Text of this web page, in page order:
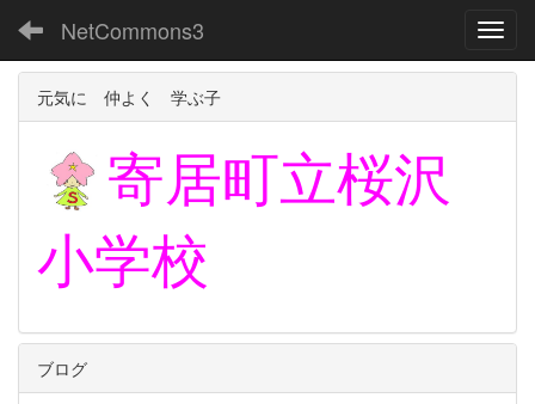
NetCommons3
元気に 仲よく 学ぶ子
寄居町立桜沢
小学校
ブログ